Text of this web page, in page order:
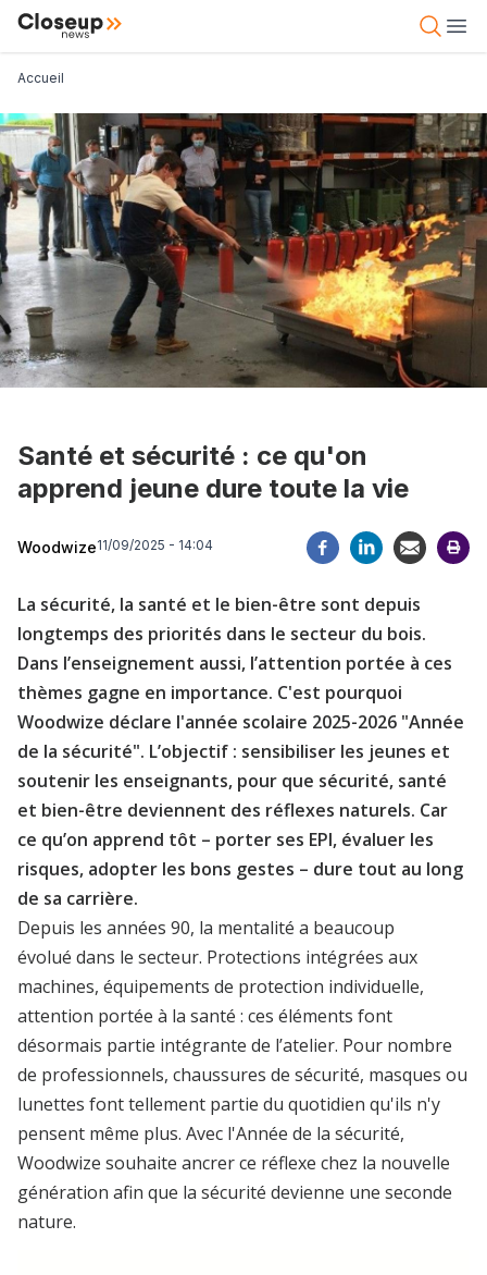
Aller
Close Up News
Open
Fil d'Ariane
Accueil
Santé et sécurité : ce qu'on
apprend jeune dure toute la vie
Woodwize11/09/2025 - 14:04
La sécurité, la santé et le bien-être sont depuis
longtemps des priorités dans le secteur du bois.
Dans l’enseignement aussi, l’attention portée à ces
thèmes gagne en importance. C'est pourquoi
Woodwize déclare l'année scolaire 2025-2026 "Année
de la sécurité". L’objectif : sensibiliser les jeunes et
soutenir les enseignants, pour que sécurité, santé
et bien-être deviennent des réflexes naturels. Car
ce qu’on apprend tôt – porter ses EPI, évaluer les
risques, adopter les bons gestes – dure tout au long
de sa carrière.
Depuis les années 90, la mentalité a beaucoup
évolué dans le secteur. Protections intégrées aux
machines, équipements de protection individuelle,
attention portée à la santé : ces éléments font
désormais partie intégrante de l’atelier. Pour nombre
de professionnels, chaussures de sécurité, masques ou
lunettes font tellement partie du quotidien qu'ils n'y
pensent même plus. Avec l'Année de la sécurité,
Woodwize souhaite ancrer ce réflexe chez la nouvelle
génération afin que la sécurité devienne une seconde
nature.